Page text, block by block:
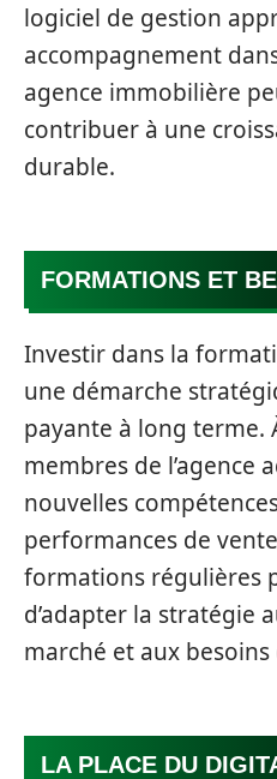
logiciel de gestion
accompagnement
agence immobilière
contribuer à une
durable.
FORMATIONS ET
Investir dans la
une démarche
payante à long terme.
membres de l’agence
nouvelles
performances de
formations régulières
d’adapter la stratégie
marché et aux besoins
LA PLACE DU